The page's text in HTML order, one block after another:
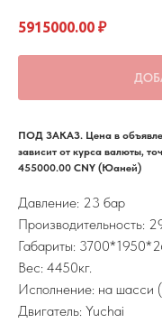
5915000.00 ₽
ПОД ЗАКАЗ. Цена в
зависит от курса валюты,
455000.00 CNY (Юаней)
Давление: 23 бар
Производительность:
Габариты:
Вес: 4450кг.
Исполнение: на шасси
Двигатель: Yuchai